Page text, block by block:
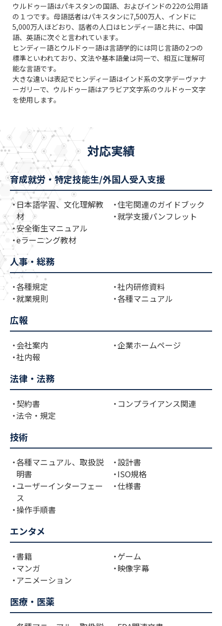
ウルドゥー語はパキスタンの国語、およびインドの22の公用語
の１つです。母語話者はパキスタンに7,500万人、インドに
5,000万人ほどおり、話者の人口はヒンディー語と共に、中国
語、英語に次ぐと言われています。
ヒンディー語とウルドゥー語は言語学的には同じ言語の2つの
標準といわれており、文法や基本語彙は同一で、相互に理解可
能な言語です。
大きな違いは表記で ヒンディー語はインド系の文字デーヴァナ
ーガリーで、ウルドゥー語はアラビア文字系の ウルドゥー文字
を使用します。
対応実績
育成就労・特定技能生/外国人受入支援
日本語学習、文化理解教
材
安全衛生マニュアル
eラーニング教材
住宅関連のガイドブック
就学支援パンフレット
人事・総務
各種規定
就業規則
社内研修資料
各種マニュアル
広報
会社案内
社内報
企業ホームページ
法律・法務
契約書
法令・規定
コンプライアンス関連
技術
各種マニュアル、取扱説
明書
ユーザーインターフェー
ス
操作手順書
設計書
ISO規格
仕様書
エンタメ
書籍
マンガ
アニメーション
ゲーム
映像字幕
医療・医薬